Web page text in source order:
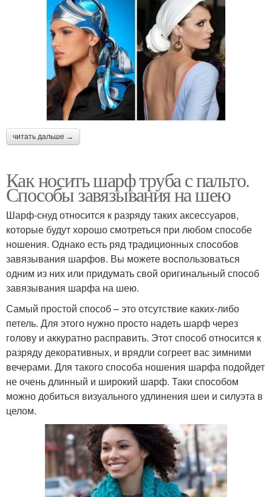
читать дальше →
Как носить шарф труба с пальто.
Способы завязывания на шею
Шарф-снуд относится к разряду таких аксессуаров,
которые будут хорошо смотреться при любом способе
ношения. Однако есть ряд традиционных способов
завязывания шарфов. Вы можете воспользоваться
одним из них или придумать свой оригинальный способ
завязывания шарфа на шею.
Самый простой способ – это отсутствие каких-либо
петель. Для этого нужно просто надеть шарф через
голову и аккуратно расправить. Этот способ относится к
разряду декоративных, и врядли согреет вас зимними
вечерами. Для такого способа ношения шарфа подойдет
не очень длинный и широкий шарф. Таки способом
можно добиться визуального удлинения шеи и силуэта в
целом.